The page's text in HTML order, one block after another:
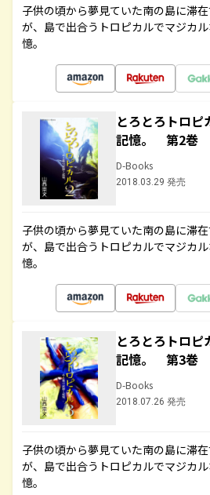
子供の頃から夢見ていた南の島に滞
が、島で出合うトロピカルでマジカ
憶。
とろとろトロ
記憶。 第2巻
D-Books
2018.03.29 発売
子供の頃から夢見ていた南の島に滞
が、島で出合うトロピカルでマジカ
憶。
とろとろトロ
記憶。 第3巻
D-Books
2018.07.26 発売
子供の頃から夢見ていた南の島に滞
が、島で出合うトロピカルでマジカ
憶。